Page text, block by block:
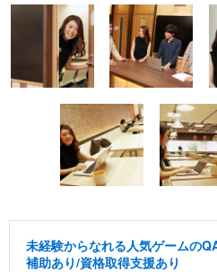
未経験からなれる人気ゲームの
補助あり/資格取得支援あり